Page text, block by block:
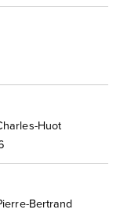
Huot
Bertrand